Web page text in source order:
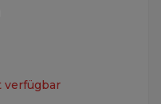
verfügbar